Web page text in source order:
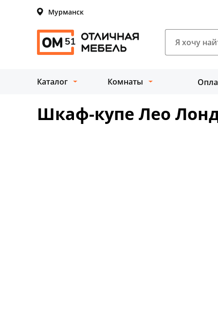
Мурманск
Каталог Комнаты
Шкаф-купе Лео